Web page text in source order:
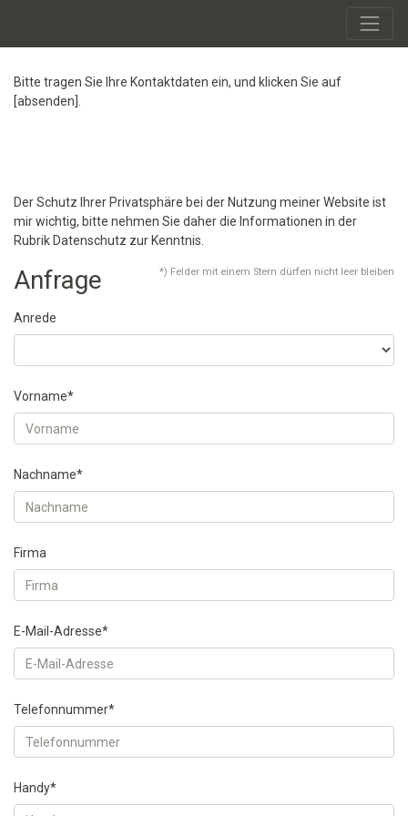
Bitte tragen Sie Ihre Kontaktdaten ein, und klicken Sie auf
[absenden].
Der Schutz Ihrer Privatsphäre bei der Nutzung meiner Website ist
mir wichtig, bitte nehmen Sie daher die Informationen in der
Rubrik Datenschutz zur Kenntnis.
*) Felder mit einem Stern dürfen nicht leer bleiben
Anfrage
Anrede
Vorname*
Nachname*
Firma
E-Mail-Adresse*
Telefonnummer*
Handy*